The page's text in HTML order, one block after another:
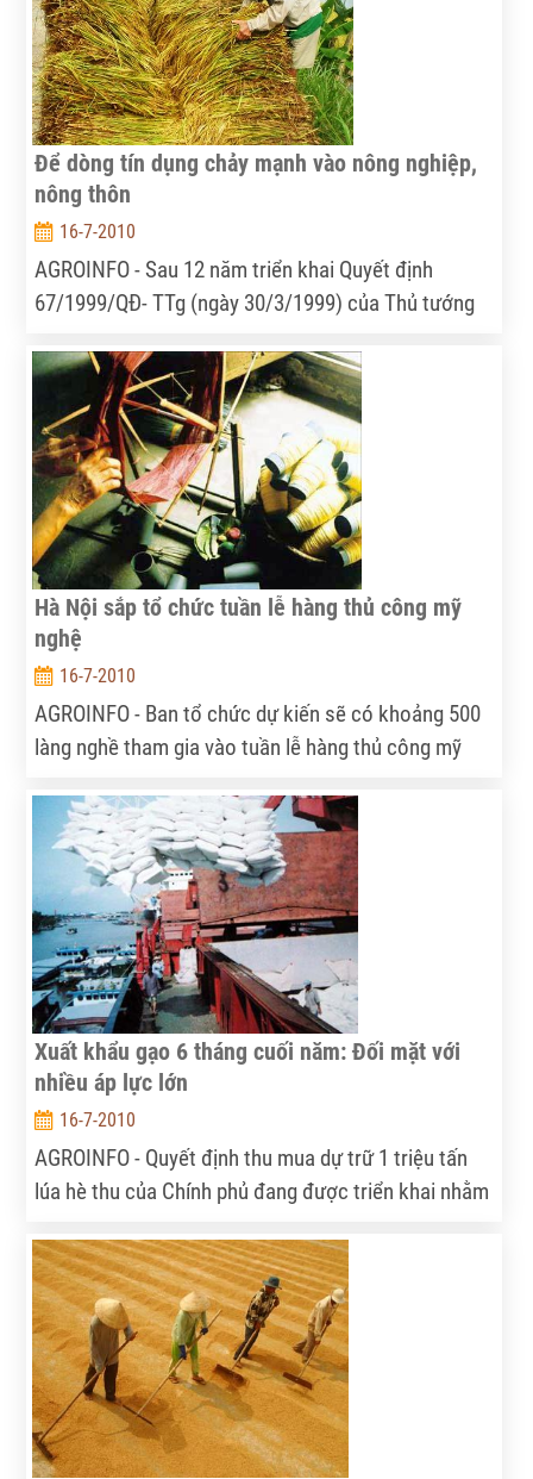
Để dòng tín dụng chảy mạnh vào nông nghiệp,
nông thôn
16-7-2010
AGROINFO - Sau 12 năm triển khai Quyết định
67/1999/QĐ- TTg (ngày 30/3/1999) của Thủ tướng
nghiệp, nông thôn tăng trưởng bình quân gần
22%/năm.
Hà Nội sắp tổ chức tuần lễ hàng thủ công mỹ
nghệ
16-7-2010
AGROINFO - Ban tổ chức dự kiến sẽ có khoảng 500
làng nghề tham gia vào tuần lễ hàng thủ công mỹ
thương Hà Nội và Công ty cổ phần ABIX thực hiện.
Xuất khẩu gạo 6 tháng cuối năm: Đối mặt với
nhiều áp lực lớn
16-7-2010
AGROINFO - Quyết định thu mua dự trữ 1 triệu tấn
lúa hè thu của Chính phủ đang được triển khai nhằm
các chuyên gia, rất khó xảy ra tình trạng giá lúa
trong nước được kéo lên vì giá gạo trên thị trường
thế giới đang ở mức thấp. Hơn nữa, các doanh
nghiệp thu mua lúa gạo không phải để xuất khẩu
ngay mà để trong kho dự trữ. Do vậy, các doanh
nghiệp sẽ phải thu mua theo một giá nhất định và
chờ động tĩnh của thị trường thế giới để không bị lỗ.